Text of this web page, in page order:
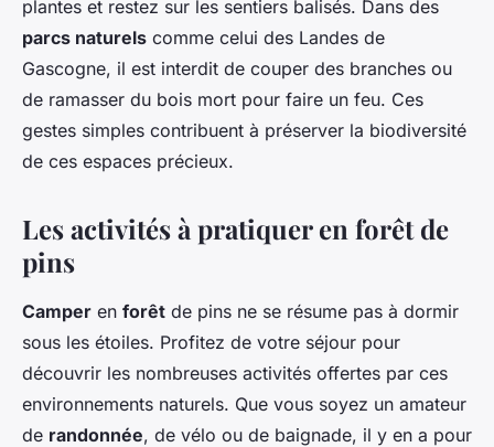
plantes et restez sur les sentiers balisés. Dans des
parcs naturels comme celui des Landes de
Gascogne, il est interdit de couper des branches ou
de ramasser du bois mort pour faire un feu. Ces
gestes simples contribuent à préserver la biodiversité
de ces espaces précieux.
Les activités à pratiquer en forêt de
pins
Camper en forêt de pins ne se résume pas à dormir
sous les étoiles. Profitez de votre séjour pour
découvrir les nombreuses activités offertes par ces
environnements naturels. Que vous soyez un amateur
de randonnée, de vélo ou de baignade, il y en a pour